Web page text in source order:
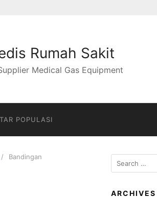
Rumah Sakit
Medical Gas Equipment
POPULASI
Bandingan
Search
for:
ARCHIVES